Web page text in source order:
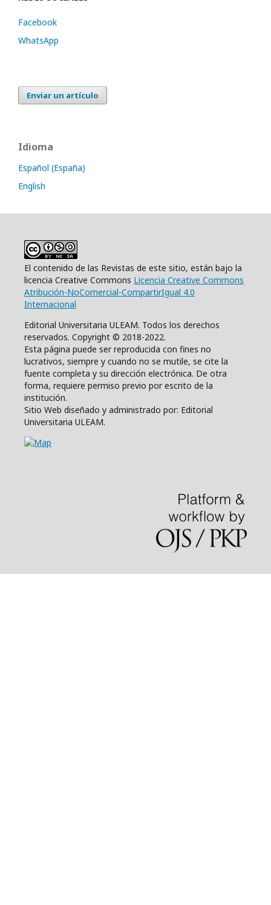
Facebook
WhatsApp
Enviar un artículo
Idioma
Español (España)
English
El contenido de las Revistas de este sitio, están bajo la
licencia Creative Commons Licencia Creative Commons
Atribución-NoComercial-CompartirIgual 4.0
Internacional
Editorial Universitaria ULEAM. Todos los derechos
reservados. Copyright © 2018-2022.
Esta página puede ser reproducida con fines no
lucrativos, siempre y cuando no se mutile, se cite la
fuente completa y su dirección electrónica. De otra
forma, requiere permiso previo por escrito de la
institución.
Sitio Web diseñado y administrado por: Editorial
Universitaria ULEAM.